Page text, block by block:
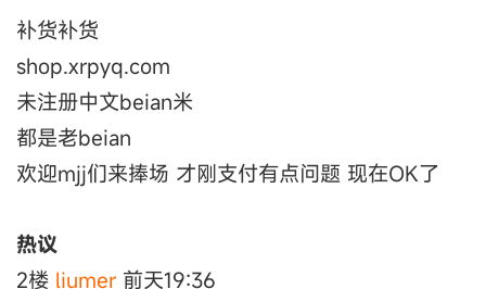
补货补货
shop.xrpyq.com
未注册中文beian米
都是老beian
欢迎mjj们来捧场 才刚支付有点问题 现在OK了
热议
2楼 liumer 前天19:36